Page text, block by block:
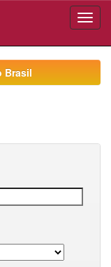
Brasil